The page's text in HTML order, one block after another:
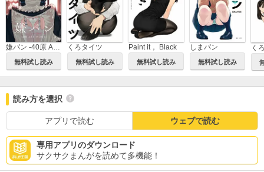
嫌パン -40原 ART WORKS-
無料試し読み
くろタイツ
無料試し読み
Paint it， Black
無料試し読み
しまパン
無料試し読み
く
読み方を選択
アプリで読む ウェブで読む
専用アプリのダウンロード
サクサクまんがを読めて多機能！